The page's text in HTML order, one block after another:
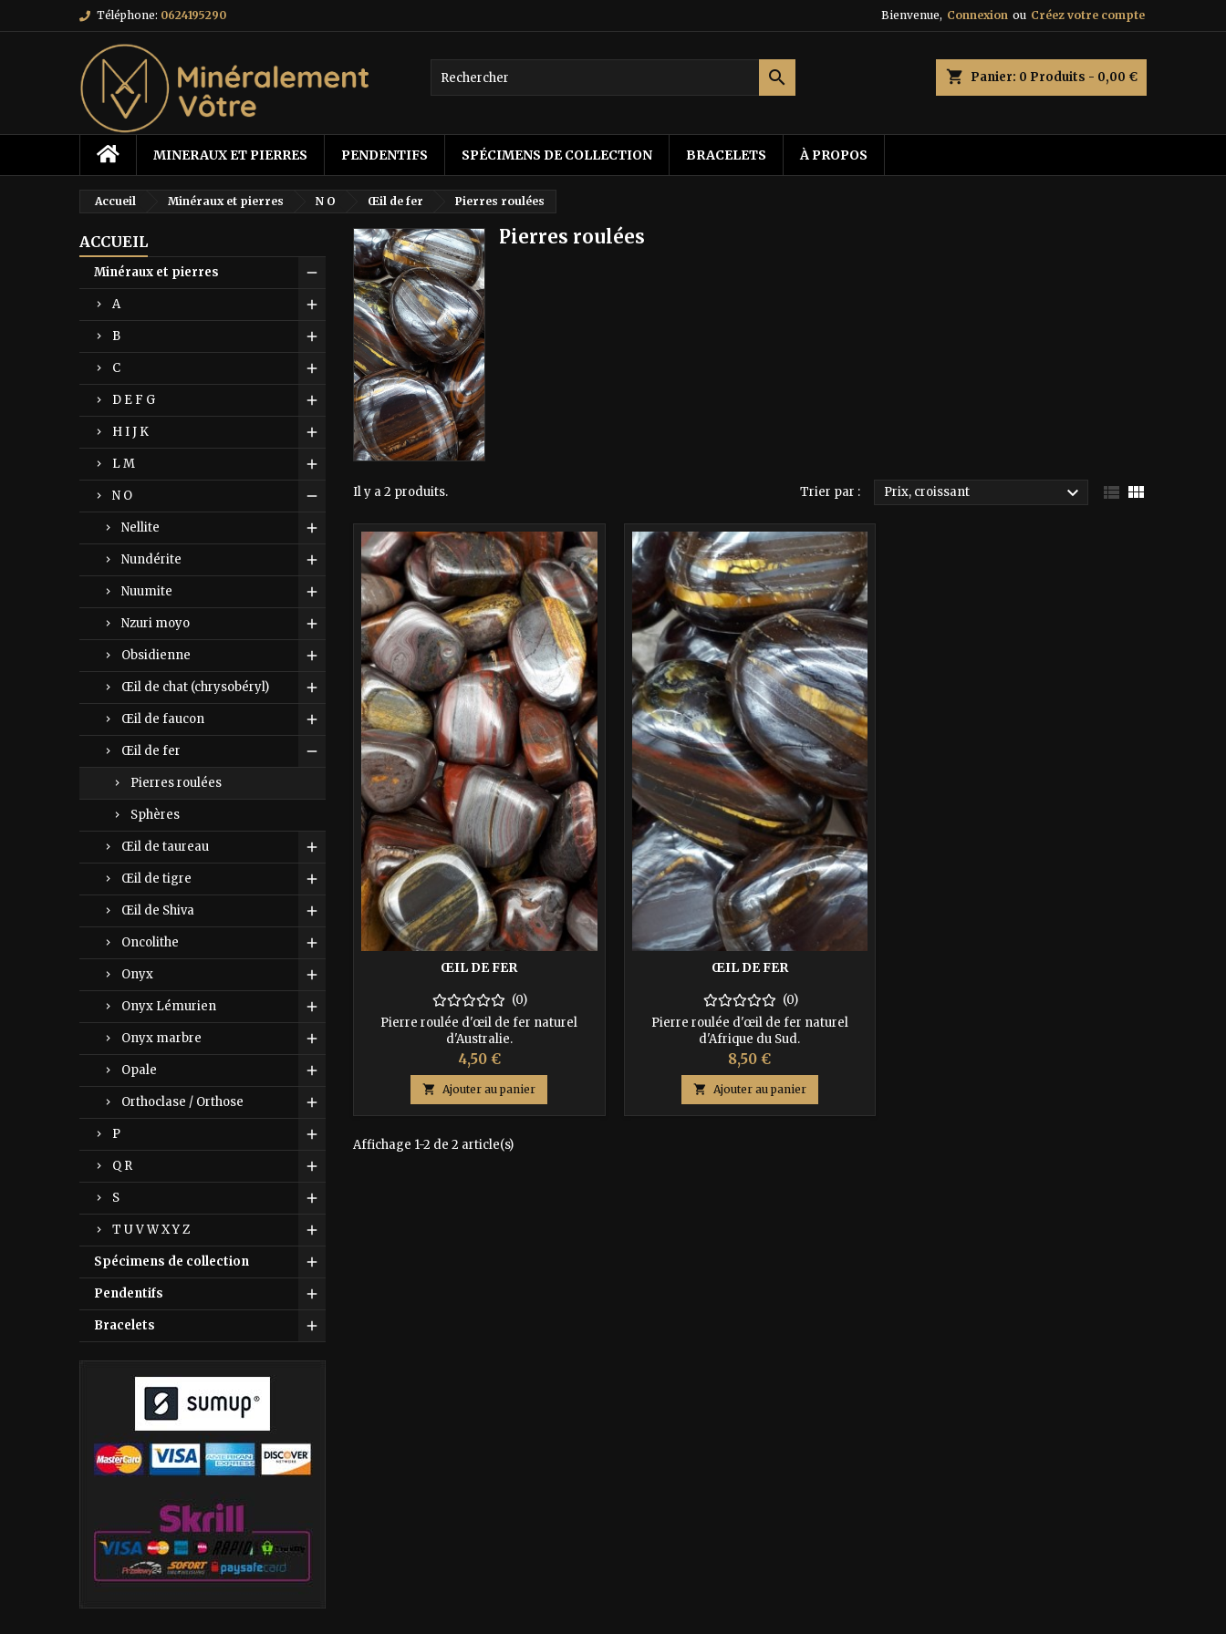
Téléphone: 0624195290 Bienvenue, Connexion ou Créez votre compte
shopping_cart Panier: 0 Produits - 0,00 €

MINERAUX ET PIERRES PENDENTIFS SPÉCIMENS DE COLLECTION BRACELETS À PROPOS
Accueil Minéraux et pierres N O Œil de fer Pierres roulées
ACCUEIL
Minéraux et pierres
A
B
C
D E F G
H I J K
L M
N O
Nellite
Nundérite
Nuumite
Nzuri moyo
Obsidienne
Œil de chat (chrysobéryl)
Œil de faucon
Œil de fer
Pierres roulées
Sphères
Œil de taureau
Œil de tigre
Œil de Shiva
Oncolithe
Onyx
Onyx Lémurien
Onyx marbre
Opale
Orthoclase / Orthose
P
Q R
S
T U V W X Y Z
Spécimens de collection
Pendentifs
Bracelets
Pierres roulées
Il y a 2 produits. Trier par : Prix, croissant   
ŒIL DE FER
(0)
Pierre roulée d'œil de fer naturel
d'Australie.
Prix
4,50 €
 Ajouter au panier
ŒIL DE FER
(0)
Pierre roulée d'œil de fer naturel
d'Afrique du Sud.
Prix
8,50 €
 Ajouter au panier
Affichage 1-2 de 2 article(s)